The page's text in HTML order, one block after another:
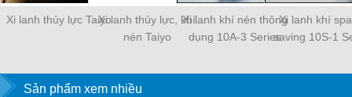
Xi lanh thủy lực TaiyoXi lanh thủy lực, khí
nén Taiyo
Xi lanh khí nén thông
dụng 10A-3 Series
Xi lanh khí
saving 10S-1
Sản phẩm xem nhiều